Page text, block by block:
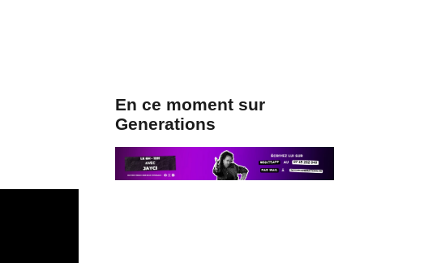
En ce moment sur
Generations